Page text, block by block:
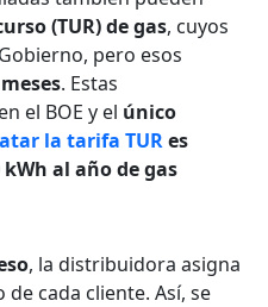
(TUR) de gas, cuyos
pero esos
. Estas
el BOE y el único
la tarifa TURes
al año de gas
, la distribuidora asigna
cada cliente. Así, se